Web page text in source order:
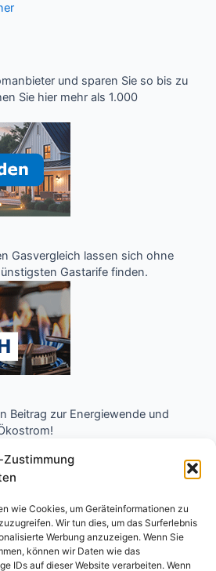
Zustimmung
wie Cookies, um Geräteinformationen zu
Wir tun dies, um das Surferlebnis
Werbung anzuzeigen. Wenn Sie
können wir Daten wie das
IDs auf dieser Website verarbeiten. Wenn
und sparen Sie so bis zu
Sie hier mehr als 1.000
Gasvergleich lassen sich ohne
Gastarife finden.
Beitrag zur Energiewende und